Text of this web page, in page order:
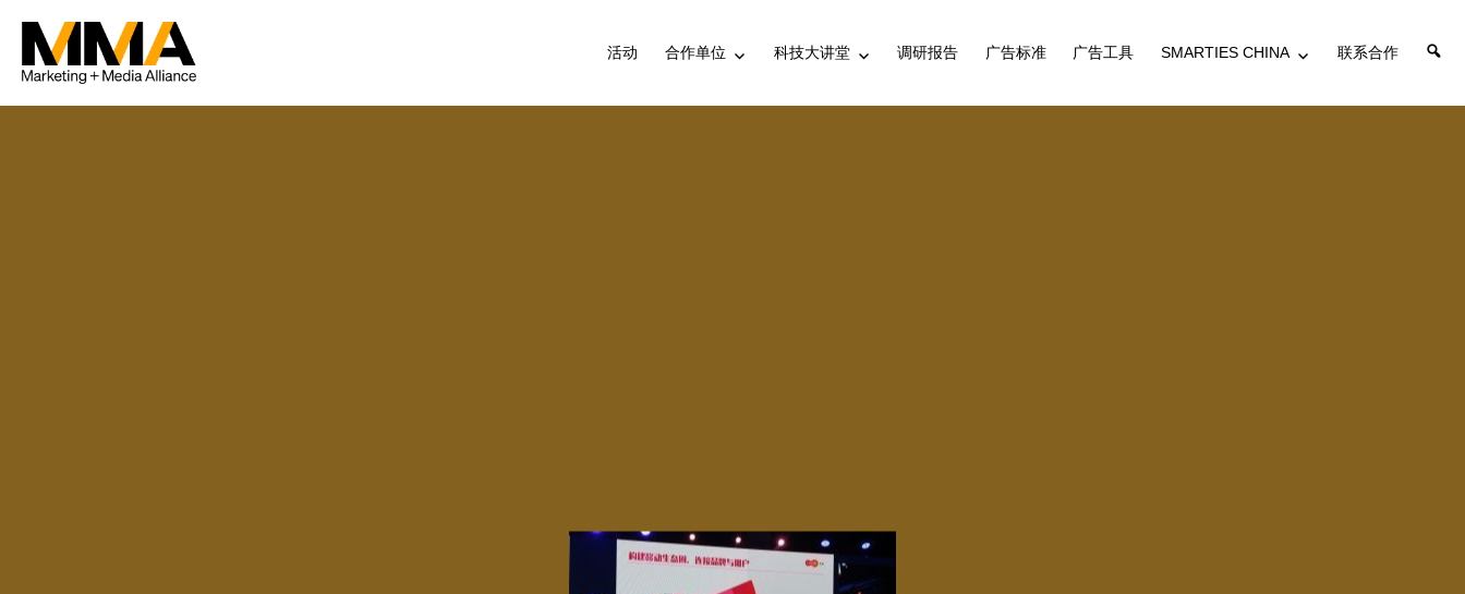
活动 合作单位 科技大讲堂 调研报告 广告标准 广告工具 SMARTIES CHINA 联系合作